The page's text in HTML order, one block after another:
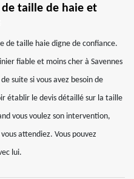
taille de haie et
de taille haie digne de confiance.
fiable et moins cher à Savennes
suite si vous avez besoin de
établir le devis détaillé sur la taille
vous voulez son intervention,
attendiez. Vous pouvez
lui.